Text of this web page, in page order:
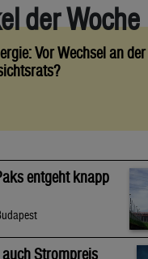
der Woche
Vor Wechsel an der
entgeht knapp
Strompreis